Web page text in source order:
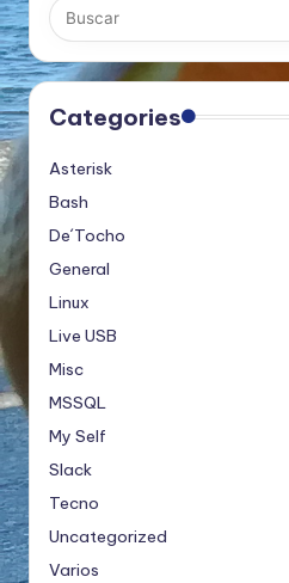
Categories
Asterisk
Bash
De´Tocho
General
Linux
Live USB
Misc
MSSQL
My Self
Slack
Tecno
Uncategorized
Varios